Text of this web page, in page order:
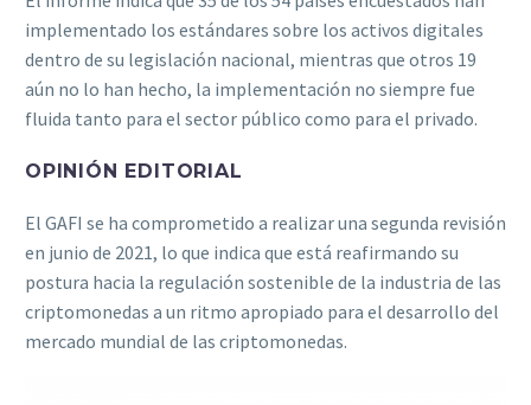
implementado los estándares sobre los activos digitales
dentro de su legislación nacional, mientras que otros 19
aún no lo han hecho, la implementación no siempre fue
fluida tanto para el sector público como para el privado.
OPINIÓN EDITORIAL
El GAFI se ha comprometido a realizar una segunda revisión
en junio de 2021, lo que indica que está reafirmando su
postura hacia la regulación sostenible de la industria de las
criptomonedas a un ritmo apropiado para el desarrollo del
mercado mundial de las criptomonedas.